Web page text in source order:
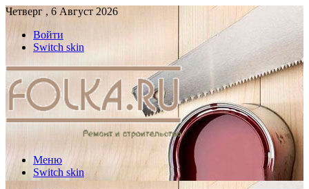
Четверг , 6 Август 2026
Войти
Switch skin
Меню
Switch skin